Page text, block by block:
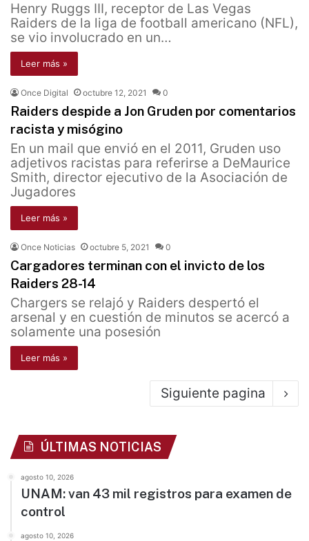
Henry Ruggs III, receptor de Las Vegas
Raiders de la liga de football americano (NFL),
se vio involucrado en un…
Leer más »
Once Digital octubre 12, 2021 0
Raiders despide a Jon Gruden por comentarios
racista y misógino
En un mail que envió en el 2011, Gruden uso
adjetivos racistas para referirse a DeMaurice
Smith, director ejecutivo de la Asociación de
Jugadores
Leer más »
Once Noticias octubre 5, 2021 0
Cargadores terminan con el invicto de los
Raiders 28-14
Chargers se relajó y Raiders despertó el
arsenal y en cuestión de minutos se acercó a
solamente una posesión
Leer más »
Siguiente pagina
ÚLTIMAS NOTICIAS
agosto 10, 2026
UNAM: van 43 mil registros para examen de
control
agosto 10, 2026